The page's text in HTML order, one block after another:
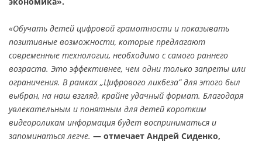
«Обучать детей цифровой грамотности и показывать
позитивные возможности, которые предлагают
современные технологии, необходимо с самого раннего
возраста. Это эффективнее, чем одни только запреты или
ограничения. В рамках „Цифрового ликбеза” для этого был
выбран, на наш взгляд, крайне удачный формат. Благодаря
увлекательным и понятным для детей коротким
видеороликам информация будет восприниматься и
запоминаться легче. — отмечает Андрей Сиденко,